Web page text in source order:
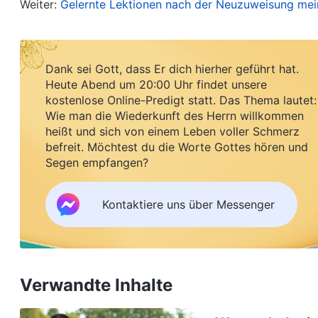
akzeptierst, wird dein Herz richtig ausgerichtet.
sehen, und immer Lob und Bewunderung von
nicht akzeptierst, ist Gott dann noch in deinem
gottesfürchtiges Herz. Tu nicht immer Dinge
eigenen Interessen; denke nicht an deinen
deine persönlichen Interessen. Mehr als an
Haus denken und sie zu deiner Priorität
nehmen und vor allem darüber nachdenken,
gab oder nicht, ob du hingebungsvoll
und alles gegeben hast, sowie ob du von
nachdenkst und sie begreifst, wird es dir
Weiter: Gelernte Lektionen nach der Neuzuweisung
Dank sei Gott, dass Er dich hierher geführt hat.
Heute Abend um 20:00 Uhr findet unsere
kostenlose Online-Predigt statt. Das Thema lautet:
Wie man die Wiederkunft des Herrn willkommen
heißt und sich von einem Leben voller Schmerz
befreit. Möchtest du die Worte Gottes hören und
Segen empfangen?
Kontaktiere uns über Messenger
Verwandte Inhalte